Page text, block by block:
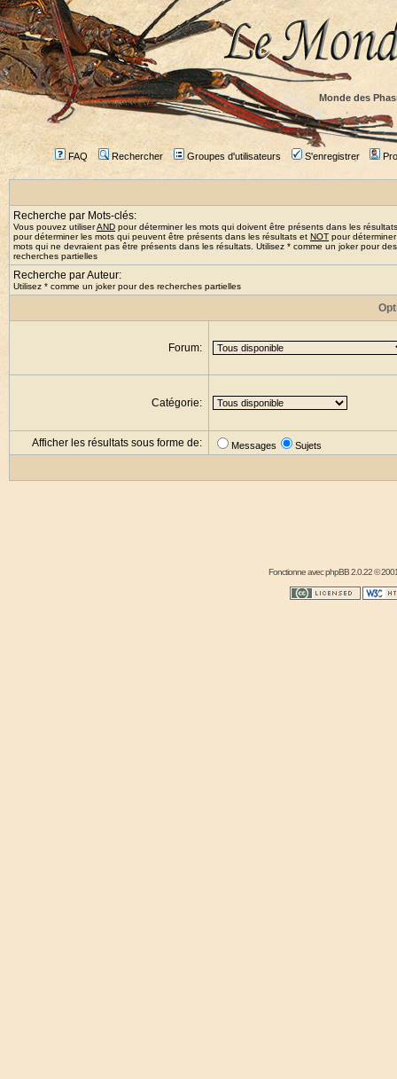
Monde des
FAQ Rechercher Groupes d'utilisateurs S'enregistrer
Recherche par Mots-clés:
Vous pouvez utiliserAND pour déterminer les mots qui doivent être présents dans les
pour déterminer les mots qui peuvent être présents dans les résultats et NOT pour
mots qui ne devraient pas être présents dans les résultats. Utilisez * comme un joker pour des
recherches partielles
Recherche par Auteur:
Utilisez * comme un joker pour des recherches partielles
Forum:
Catégorie:
Afficher les résultats sous forme de: Messages Sujets
Fonctionne avecphpBB2.0.22 ©